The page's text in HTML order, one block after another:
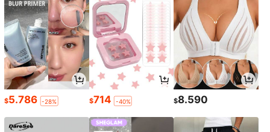
$5.786 -28% $714 -40% $8.590